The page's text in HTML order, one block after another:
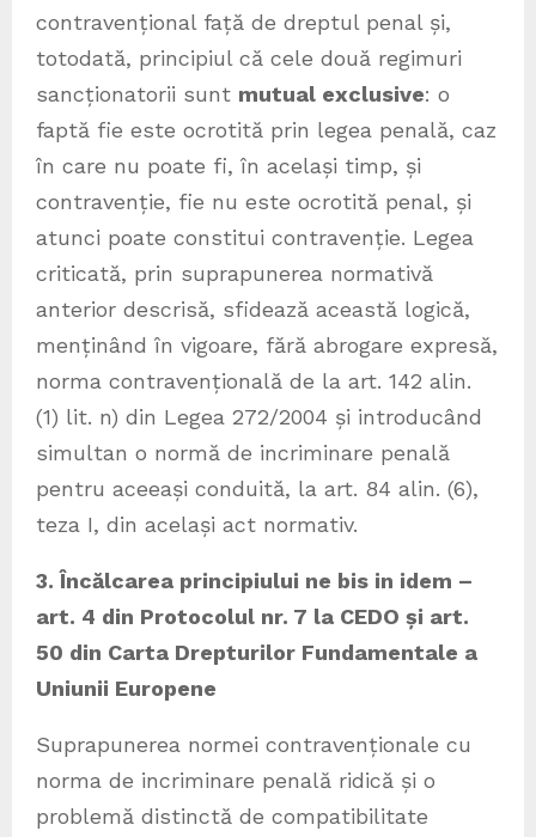
contravențional față de dreptul penal și,
totodată, principiul că cele două regimuri
sancționatorii sunt mutual exclusive: o
faptă fie este ocrotită prin legea penală, caz
în care nu poate fi, în același timp, și
contravenție, fie nu este ocrotită penal, și
atunci poate constitui contravenție. Legea
criticată, prin suprapunerea normativă
anterior descrisă, sfidează această logică,
menținând în vigoare, fără abrogare expresă,
norma contravențională de la art. 142 alin.
(1) lit. n) din Legea 272/2004 și introducând
simultan o normă de incriminare penală
pentru aceeași conduită, la art. 84 alin. (6),
teza I, din același act normativ.
3. Încălcarea principiului ne bis in idem –
art. 4 din Protocolul nr. 7 la CEDO și art.
50 din Carta Drepturilor Fundamentale a
Uniunii Europene
Suprapunerea normei contravenționale cu
norma de incriminare penală ridică și o
problemă distinctă de compatibilitate